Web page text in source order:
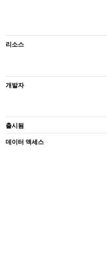
리소스
개발자
출시됨
데이터 액세스